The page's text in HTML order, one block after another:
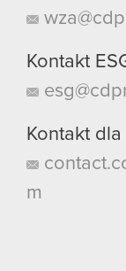
Kontakt
Kontakt
m